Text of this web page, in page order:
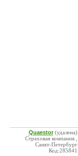
Quaestor (удалена)
Страховая компания ,
Санкт-Петербург
Код:285841